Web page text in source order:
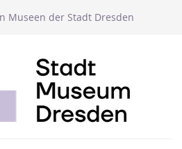
Museen der Stadt Dresden